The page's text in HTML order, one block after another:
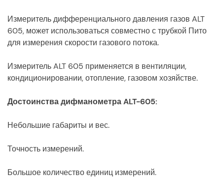
Измеритель дифференциального давления газов ALT
605, может использоваться совместно с трубкой Пито
для измерения скорости газового потока.
Измеритель ALT 605 применяется в вентиляции,
кондиционировании, отопление, газовом хозяйстве.
Достоинства дифманометра ALT-605:
Небольшие габариты и вес.
Точность измерений.
Большое количество единиц измерений.